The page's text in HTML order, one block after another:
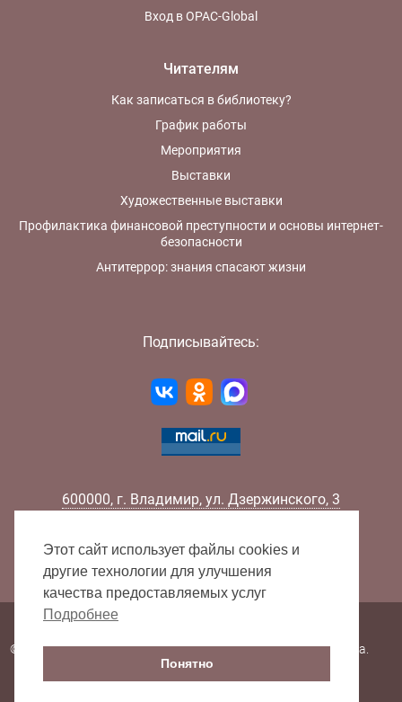
Вход в OPAC-Global
Читателям
Как записаться в библиотеку?
График работы
Мероприятия
Выставки
Художественные выставки
Профилактика финансовой преступности и основы интернет-
безопасности
Антитеррор: знания спасают жизни
Подписывайтесь:
600000, г. Владимир, ул. Дзержинского, 3
Факс:
+7 (4922) 32-52-88
E-mail:
info@lib33.ru
© 2000 - 2026 Владимирская областная научная библиотека.
Этот сайт использует файлы cookies и
другие технологии для улучшения
качества предоставляемых услуг
Подробнее
Понятно